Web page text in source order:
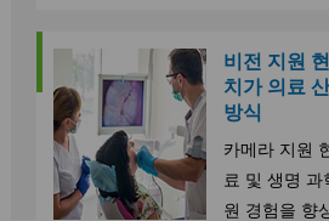
비전 지원
치가 의료
방식
카메라 지원
료 및 생명 과
원 경험을 향